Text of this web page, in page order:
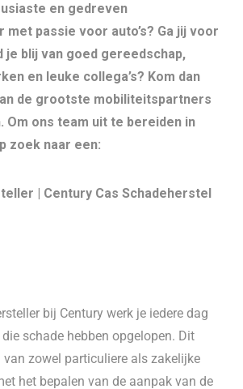
en gedreven
passie voor auto’s? Ga jij voor
je blij van goed gereedschap,
en leuke collega’s? Kom dan
de grootste mobiliteitspartners
Om ons team uit te bereiden in
zoek naar een:
| Century Cas Schadeherstel
bij Century werk je iedere dag
die schade hebben opgelopen. Dit
van zowel particuliere als zakelijke
het bepalen van de aanpak van de